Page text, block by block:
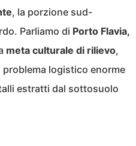
, la porzione sud-
Parliamo di Porto Flavia,
meta culturale di rilievo,
logistico enorme
estratti dal sottosuolo